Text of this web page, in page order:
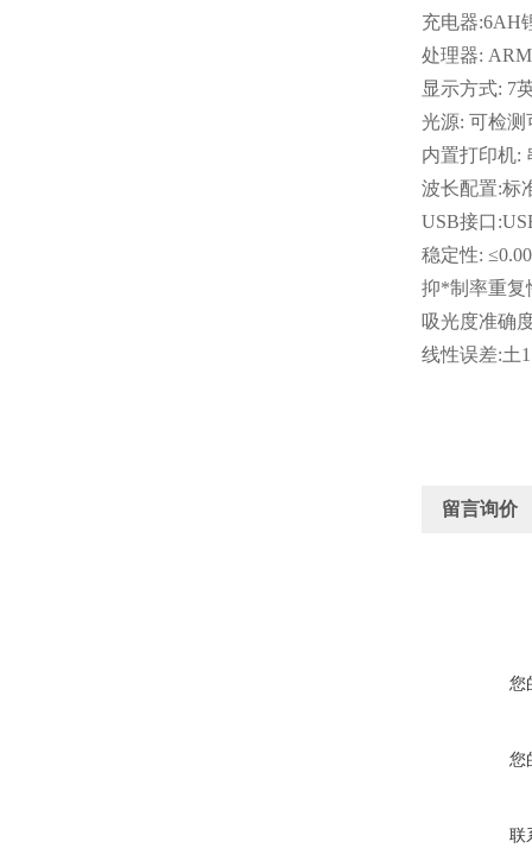
充电器:6AH
处理器:
显示方式: 7
光源: 可检测
内置打印机:
波长配置:标
USB接口
稳定性:
抑*制率重复
吸光度准确
线性误差:土
留言询价
您
您
联